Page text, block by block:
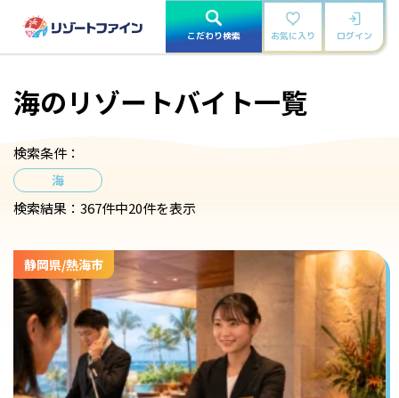
こだわり検索 お気に入り ログイン
海のリゾートバイト一覧
検索条件：
海
検索結果： 367件中20件を表示
静岡県/熱海市